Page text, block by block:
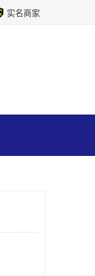
实名商家